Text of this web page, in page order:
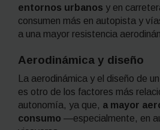
entornos urbanos y en
consumen más en autopista y
a una mayor resistencia
Aerodinámica y diseño
La aerodinámica y el diseño de
es otro de los factores más
autonomía, ya que, a mayor
consumo —especialmente, en